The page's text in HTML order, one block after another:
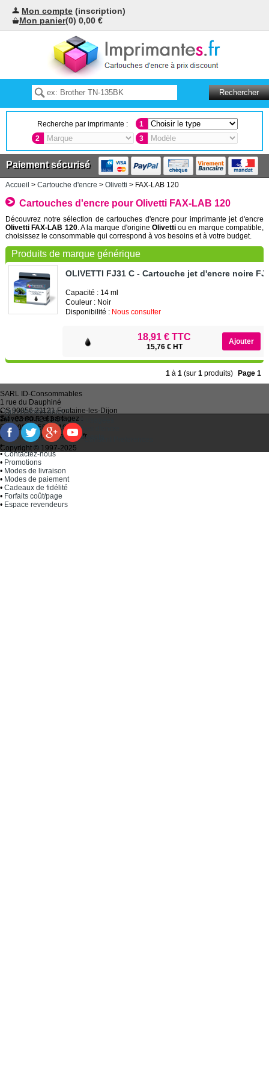
Mon compte (inscription)
Mon panier(0) 0,00 €
Recherche par imprimante :
1
2
3
Paiement sécurisé
Accueil > Cartouche d'encre > Olivetti > FAX-LAB 120
Cartouches d'encre pour Olivetti FAX-LAB 120
Découvrez notre sélection de cartouches d'encre pour imprimante jet d'encre
Olivetti FAX-LAB 120. A la marque d'origine Olivettiou en marque compatible,
choisissez le consommable qui correspond à vos besoins et à votre budget.
Produits de marque générique
OLIVETTI FJ31 C - Cartouche jet d'encre noire
Capacité : 14 ml
Couleur : Noir
Disponibilité : Nous consulter
18,91 € TTC
15,76 € HT
1 à1 (sur1 produits) Page 1
SARL ID-Consommables
1 rue du Dauphiné
CS 90056 21121Fontaine-les-Dijon
Tel :03 80 52 63 64
Fax :03 80 58 81 10
Email : idc@imprimantes.fr
•Qui sommes-nous ?
•Recycler ses cartouches usagées
• Bien choisir ses cartouches d'encre
•
Conditions générales de vente
•Plan du site
•Contactez-nous
• Promotions
• Modes de livraison
• Modes de paiement
• Cadeaux de fidélité
• Forfaits coût/page
• Espace revendeurs
Suivez-nous et partagez :
Consent Preferences
Copyright © 1997-2025